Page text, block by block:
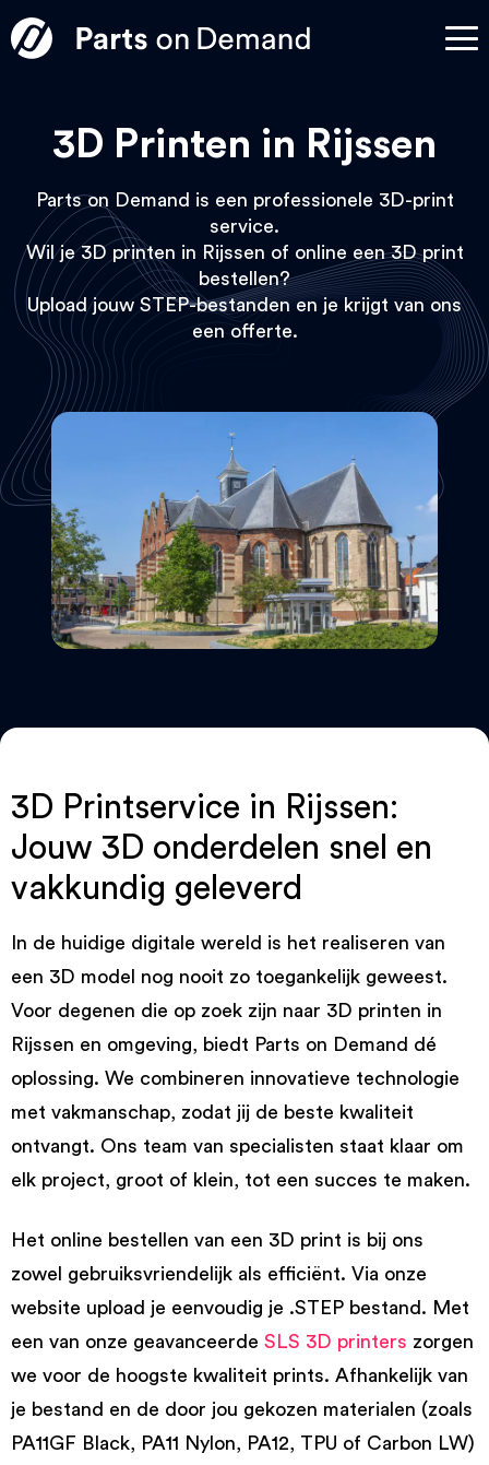
3D Printen in Rijssen
Parts on Demand is een professionele 3D-print
service.
Wil je 3D printen in Rijssen of online een 3D print
bestellen?
Upload jouw STEP-bestanden en je krijgt van ons
een offerte.
3D Printservice in Rijssen:
Jouw 3D onderdelen snel en
vakkundig geleverd
In de huidige digitale wereld is het realiseren van
een 3D model nog nooit zo toegankelijk geweest.
Voor degenen die op zoek zijn naar 3D printen in
Rijssen en omgeving, biedt Parts on Demand dé
oplossing. We combineren innovatieve technologie
met vakmanschap, zodat jij de beste kwaliteit
ontvangt. Ons team van specialisten staat klaar om
elk project, groot of klein, tot een succes te maken.
Het online bestellen van een 3D print is bij ons
zowel gebruiksvriendelijk als efficiënt. Via onze
website upload je eenvoudig je .STEP bestand. Met
een van onze geavanceerde SLS 3D printers zorgen
we voor de hoogste kwaliteit prints. Afhankelijk van
je bestand en de door jou gekozen materialen (zoals
PA11GF Black, PA11 Nylon, PA12, TPU of Carbon LW)